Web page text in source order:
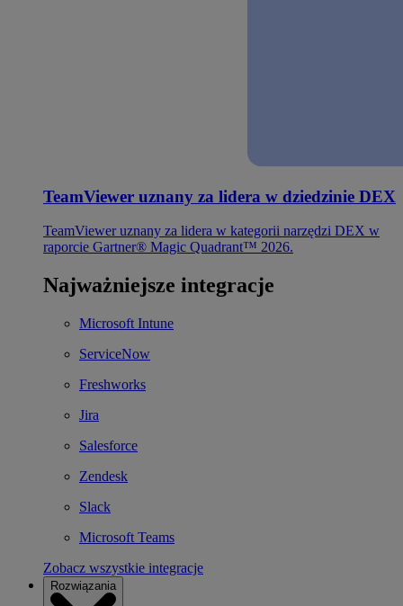
TeamViewer uznany za lidera w dziedzinie DEX
TeamViewer uznany za lidera w kategorii narzędzi DEX w
raporcie Gartner® Magic Quadrant™ 2026.
Najważniejsze integracje
Microsoft Intune
ServiceNow
Freshworks
Jira
Salesforce
Zendesk
Slack
Microsoft Teams
Zobacz wszystkie integracje
Rozwiązania